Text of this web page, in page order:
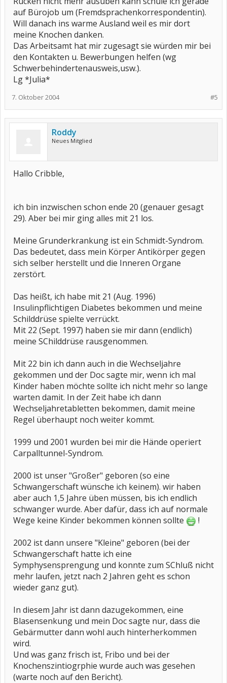
auf Bürojob um (Fremdsprachenkorrespondentin).
Will danach ins warme Ausland weil es mir dort
meine Knochen danken.
Das Arbeitsamt hat mir zugesagt sie würden mir bei
den Kontakten u. Bewerbungen helfen (wg
Schwerbehindertenausweis,usw.).
Lg *Julia*
#5
7. Oktober 2004
Roddy
Neues Mitglied
Hallo Cribble,
ich bin inzwischen schon ende 20 (genauer gesagt
29). Aber bei mir ging alles mit 21 los.
Meine Grunderkrankung ist ein Schmidt-Syndrom.
Das bedeutet, dass mein Körper Antikörper gegen
sich selber herstellt und die Inneren Organe
zerstört.
Das heißt, ich habe mit 21 (Aug. 1996)
Insulinpflichtigen Diabetes bekommen und meine
Schilddrüse spielte verrückt.
Mit 22 (Sept. 1997) haben sie mir dann (endlich)
meine SChilddrüse rausgenommen.
Mit 22 bin ich dann auch in die Wechseljahre
gekommen und der Doc sagte mir, wenn ich mal
Kinder haben möchte sollte ich nicht mehr so lange
warten damit. In der Zeit habe ich dann
Wechseljahretabletten bekommen, damit meine
Regel überhaupt noch weiter kommt.
1999 und 2001 wurden bei mir die Hände operiert
Carpalltunnel-Syndrom.
2000 ist unser "Großer" geboren (so eine
Schwangerschaft wünsche ich keinem). wir haben
aber auch 1,5 Jahre üben müssen, bis ich endlich
schwanger wurde. Aber dafür, dass ich auf normale
Wege keine Kinder bekommen können sollte
!
2002 ist dann unsere "Kleine" geboren (bei der
Schwangerschaft hatte ich eine
Symphysensprengung und konnte zum SChluß nicht
mehr laufen, jetzt nach 2 Jahren geht es schon
wieder ganz gut).
In diesem Jahr ist dann dazugekommen, eine
Blasensenkung und mein Doc sagte nur, dass die
Gebärmutter dann wohl auch hinterherkommen
wird.
Und was ganz frisch ist, Fribo und bei der
Knochenszintiogrphie wurde auch was gesehen
(warte noch auf den Bericht).